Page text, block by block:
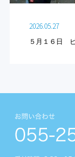
2026.05.27
５月１６日